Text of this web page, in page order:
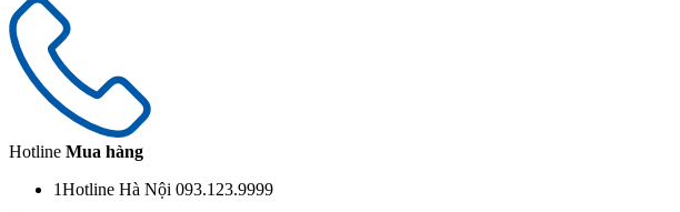
Hotline Mua hàng
1Hotline Hà Nội 093.123.9999